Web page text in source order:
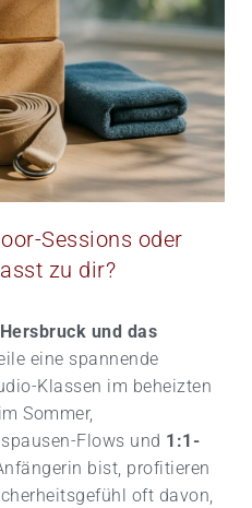
Sessions oder
zu dir?
und das
eine spannende
Klassen im beheizten
Sommer,
Flows und 1:1-
bist, profitieren
oft davon,